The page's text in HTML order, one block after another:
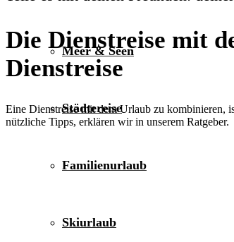
Meer & Seen
Städtereise
Familienurlaub
Skiurlaub
Die Dienstreise mit
Dienstreise
Eine Dienstreise mit dem Urlaub zu kombinieren,
nützliche Tipps, erklären wir in unserem Ratgeber.